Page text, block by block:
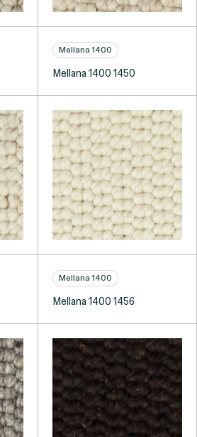
Mellana 1400
Mellana 1400 1450
Mellana 1400
Mellana 1400 1456